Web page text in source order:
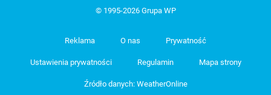
© 1995-2026 Grupa WP
Reklama O nas Prywatność
Ustawienia prywatności Regulamin Mapa strony
Źródło danych: WeatherOnline